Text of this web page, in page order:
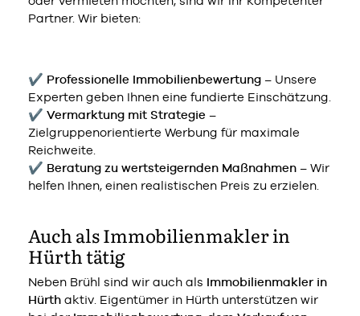
Partner. Wir bieten:
✔ Professionelle Immobilienbewertung – Unsere
Experten geben Ihnen eine fundierte Einschätzung.
✔ Vermarktung mit Strategie –
Zielgruppenorientierte Werbung für maximale
Reichweite.
✔ Beratung zu wertsteigernden Maßnahmen – Wir
helfen Ihnen, einen realistischen Preis zu erzielen.
Auch als Immobilienmakler in
Hürth tätig
Neben Brühl sind wir auch als Immobilienmakler in
Hürth aktiv. Eigentümer in Hürth unterstützen wir